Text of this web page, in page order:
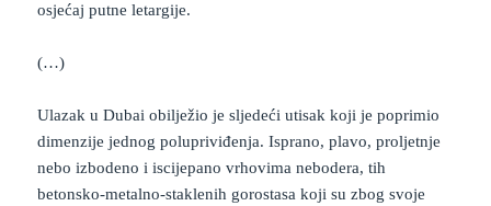
osjećaj putne letargije.
(…)
Ulazak u Dubai obilježio je sljedeći utisak koji je poprimio
dimenzije jednog polupriviđenja. Isprano, plavo, proljetnje
nebo izbodeno i iscijepano vrhovima nebodera, tih
betonsko-metalno-staklenih gorostasa koji su zbog svoje